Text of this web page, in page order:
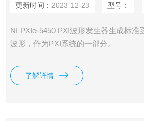
更新时间： 2023-12-23 型号：
NI PXIe-5450 PXI波形发生器生​成​标​准​
波​形，​作​为​PXI​系​统​的​一​部分。
了解详情